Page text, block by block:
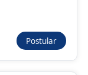
Postular